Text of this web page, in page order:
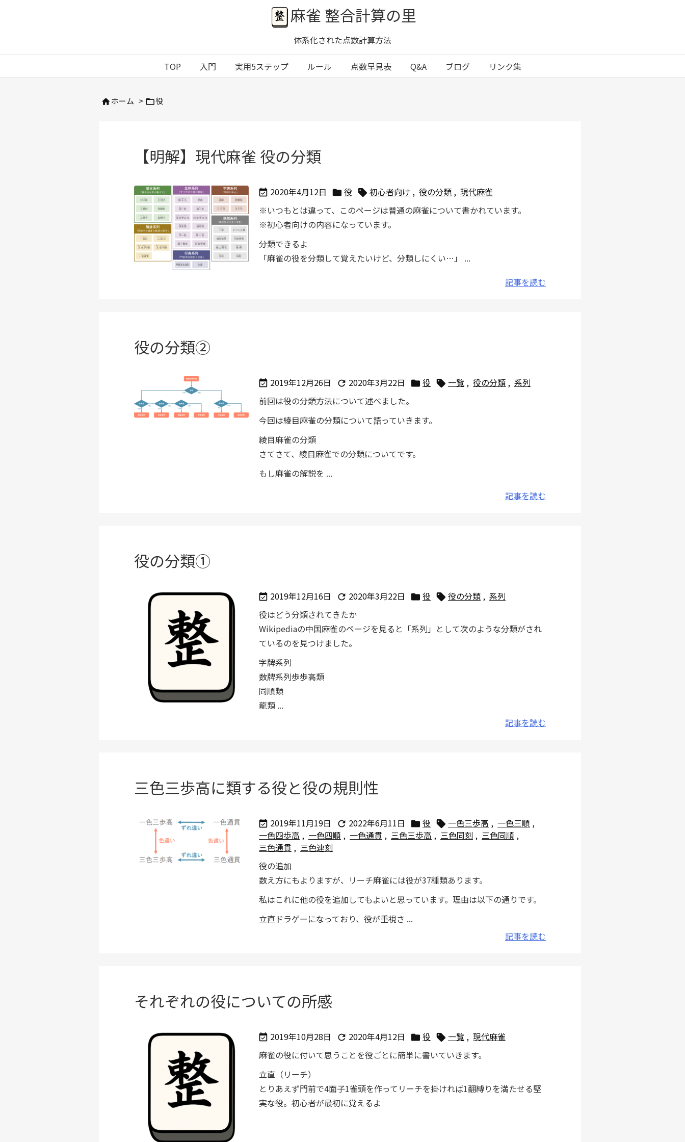
麻雀 整合計算の里
体系化された点数計算方法
TOP 入門 実用5ステップ ルール 点数早見表 Q&A ブログ リンク集
ホーム > 役
【明解】現代麻雀 役の分類
 2020年4月12日  役  初心者向け , 役の分類 , 現代麻雀
※いつもとは違って、このページは普通の麻雀について書かれています。
※初心者向けの内容になっています。
分類できるよ
「麻雀の役を分類して覚えたいけど、分類しにくい…」 ...
記事を読む
役の分類②
 2019年12月26日  2020年3月22日  役  一覧 , 役の分類 , 系列
前回は役の分類方法について述べました。
今回は綾目麻雀の分類について語っていきます。
綾目麻雀の分類
さてさて、綾目麻雀での分類についてです。
もし麻雀の解説を ...
記事を読む
役の分類①
 2019年12月16日  2020年3月22日  役  役の分類 , 系列
役はどう分類されてきたか
Wikipediaの中国麻雀のページを見ると「系列」として次のような分類がされ
ているのを見つけました。
字牌系列
数牌系列歩歩高類
同順類
龍類 ...
記事を読む
三色三歩高に類する役と役の規則性
 2019年11月19日  2022年6月11日  役  一色三歩高 , 一色三順 ,
一色四歩高 , 一色四順 , 一色通貫 , 三色三歩高 , 三色同刻 , 三色同順 ,
三色通貫 , 三色連刻
役の追加
数え方にもよりますが、リーチ麻雀には役が37種類あります。
私はこれに他の役を追加してもよいと思っています。理由は以下の通りです。
立直ドラゲーになっており、役が重視さ ...
記事を読む
それぞれの役についての所感
 2019年10月28日  2020年4月12日  役  一覧 , 現代麻雀
麻雀の役に付いて思うことを役ごとに簡単に書いていきます。
立直（リーチ）
とりあえず門前で4面子1雀頭を作ってリーチを掛ければ1翻縛りを満たせる堅
実な役。初心者が最初に覚えるよ